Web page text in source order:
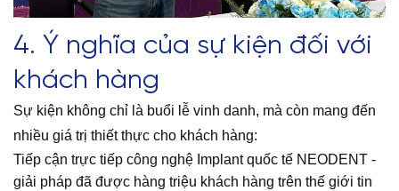
4. Ý nghĩa của sự kiện đối với
khách hàng
Sự kiện không chỉ là buổi lễ vinh danh, mà còn mang đến
nhiều giá trị thiết thực cho khách hàng:
Tiếp cận trực tiếp công nghệ Implant quốc tế NEODENT -
giải pháp đã được hàng triệu khách hàng trên thế giới tin